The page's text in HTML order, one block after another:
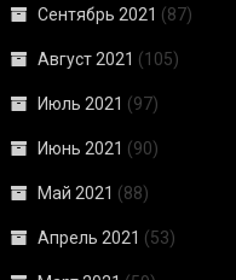
Сентябрь 2021 (87)
Август 2021 (105)
Июль 2021 (97)
Июнь 2021 (90)
Май 2021 (88)
Апрель 2021 (53)